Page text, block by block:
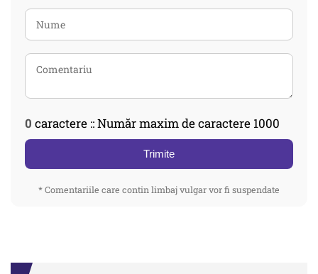
0 caractere :: Număr maxim de caractere 1000
Trimite
* Comentariile care contin limbaj vulgar vor fi suspendate